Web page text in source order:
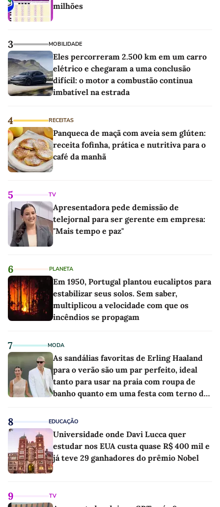
milhões
3 MOBILIDADE
Eles percorreram 2.500 km em um carro
elétrico e chegaram a uma conclusão
difícil: o motor a combustão continua
imbatível na estrada
4 RECEITAS
Panqueca de maçã com aveia sem glúten:
receita fofinha, prática e nutritiva para o
café da manhã
5 TV
Apresentadora pede demissão de
telejornal para ser gerente em empresa:
"Mais tempo e paz"
6 PLANETA
Em 1950, Portugal plantou eucaliptos para
estabilizar seus solos. Sem saber,
multiplicou a velocidade com que os
incêndios se propagam
7 MODA
As sandálias favoritas de Erling Haaland
para o verão são um par perfeito, ideal
tanto para usar na praia com roupa de
banho quanto em uma festa com terno de
8 EDUCAÇÃO
Universidade onde Davi Lucca quer
estudar nos EUA custa quase R$ 400 mil e
já teve 29 ganhadores do prêmio Nobel
9 TV